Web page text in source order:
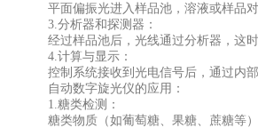
平面偏振光进入样品池，溶液或样品对
3.分析器和探测器：
经过样品池后，光线通过分析器，这时
4.计算与显示：
控制系统接收到光电信号后，通过内部
自动数字旋光仪的应用：
1.糖类检测：
糖类物质（如葡萄糖、果糖、蔗糖等）